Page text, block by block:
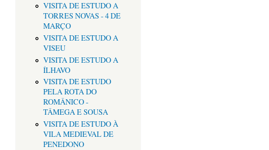
VISITA DE ESTUDO A
TORRES NOVAS - 4 DE
MARÇO
VISITA DE ESTUDO A
VISEU
VISITA DE ESTUDO A
ÍLHAVO
VISITA DE ESTUDO
PELA ROTA DO
ROMÂNICO -
TÂMEGA E SOUSA
VISITA DE ESTUDO À
VILA MEDIEVAL DE
PENEDONO